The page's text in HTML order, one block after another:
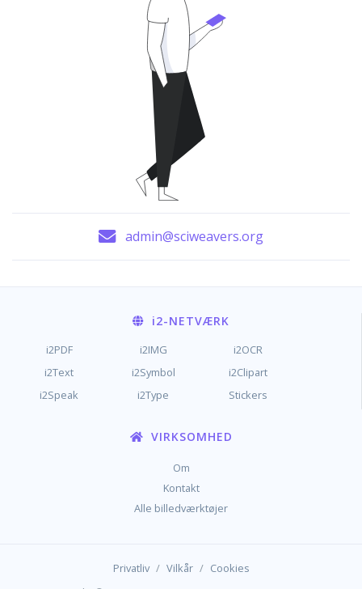
admin@sciweavers.org
i2-NETVÆRK
i2PDF i2IMG
i2OCR
i2Text
i2Symbol
i2Clipart
i2Speak
i2Type Stickers
VIRKSOMHED
Om
Kontakt
Alle billedværktøjer
Privatliv / Vilkår / Cookies